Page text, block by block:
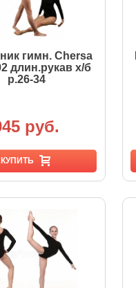
гимн. Chersa
длин.рукав х/б
р.26-34
руб.
КУПИТЬ